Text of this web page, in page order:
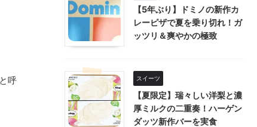
呼
【5年ぶり】ドミノの新作カ
レーピザで夏を乗り切れ！ガ
ッツリ＆爽やかの極致
スイーツ
【夏限定】瑞々しい洋梨と濃
厚ミルクの二重奏！ハーゲン
ダッツ新作バーを実食